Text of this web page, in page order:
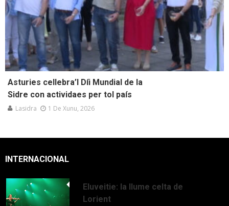
Asturies cellebra’l Díi Mundial de la
Sidre con actividaes per tol país
Lasidra 1 De Xunu, 2026
INTERNACIONAL
Eluveitie: la llume celta de
Lorient